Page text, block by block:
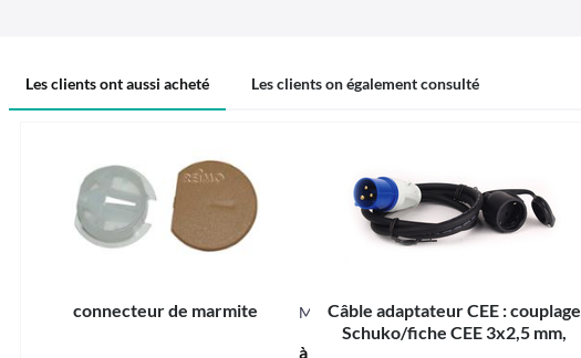
Les clients ont aussi acheté Les clients on également consulté
connecteur de marmite M532870
à partir de 0,60 € *
Câble adaptateur CEE : couplage
Schuko/fiche CEE 3x2,5 mm,